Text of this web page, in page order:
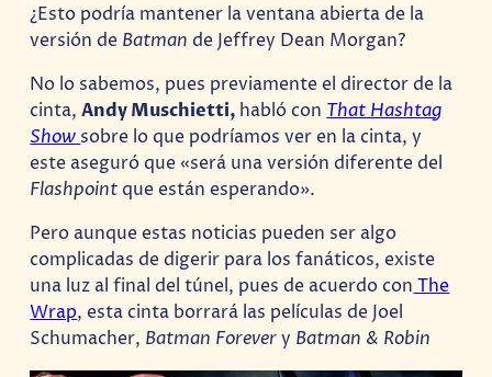
¿Esto podría mantener la ventana abierta de la
versión de Batmande Jeffrey Dean Morgan?
No lo sabemos, pues previamente el director de la
cinta,Andy Muschietti, habló con That Hashtag
Show sobre lo que podríamos ver en la cinta, y
este aseguró que «será una versión diferente del
Flashpointque están esperando».
Pero aunque estas noticias pueden ser algo
complicadas de digerir para los fanáticos, existe
una luz al final del túnel, pues de acuerdo con The
Wrap, esta cinta borrará las películas de Joel
Schumacher, Batman Forevery Batman & Robin